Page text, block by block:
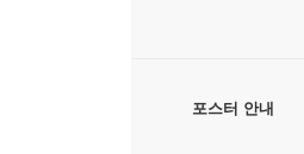
포스터 안내